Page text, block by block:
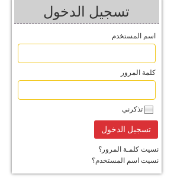
تسجيل الدخول
اسم المستخدم
كلمة المرور
تذكرني
نسيت كلمـة المرور؟
نسيت اسم المستخدم؟